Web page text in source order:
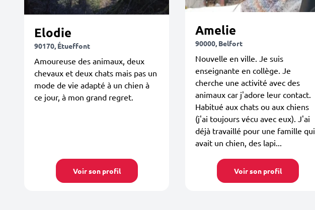
Elodie
90170, Étueffont
Amoureuse des animaux, deux
chevaux et deux chats mais pas un
mode de vie adapté à un chien à
ce jour, à mon grand regret.
Voir son profil
Amelie
90000, Belfort
Nouvelle en ville. Je suis
enseignante en collège. Je
cherche une activité avec des
animaux car j'adore leur contact.
Habitué aux chats ou aux chiens
(j'ai toujours vécu avec eux). J'ai
déjà travaillé pour une famille qui
avait un chien, des lapi...
Voir son profil